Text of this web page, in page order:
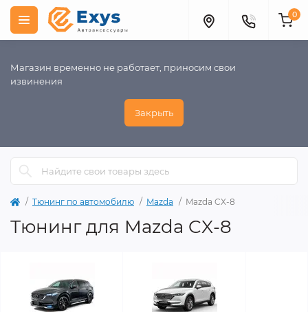
Магазин временно не работает, приносим свои
извинения
Закрыть
0
Тюнинг по автомобилю Mazda Mazda CX-8
Тюнинг для Mazda CX-8